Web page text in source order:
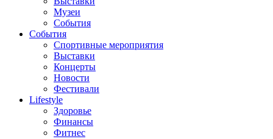
Музеи
События
События
Спортивные мероприятия
Выставки
Концерты
Новости
Фестивали
Lifestyle
Здоровье
Финансы
Фитнес